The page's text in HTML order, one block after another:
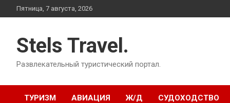
Перейти
к
Пятница, 7 августа, 2026
Stels Travel.
Развлекательный туристический портал.
ТУРИЗМ АВИАЦИЯ Ж/Д СУДОХОДСТВО